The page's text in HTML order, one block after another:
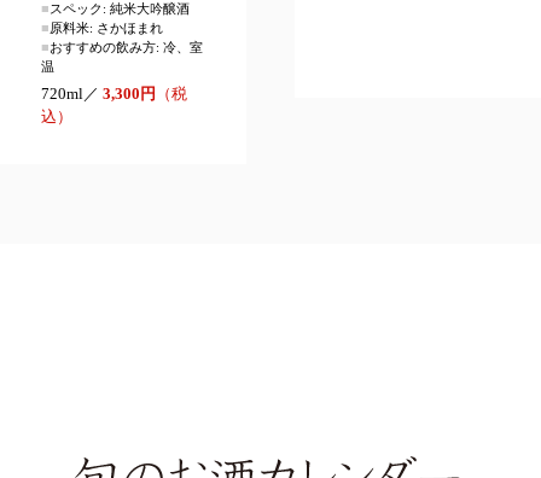
■スペック: 純米大吟醸酒
■原料米: さかほまれ
■おすすめの飲み方: 冷、室
温
720ml／ 3,300円 （税
込）